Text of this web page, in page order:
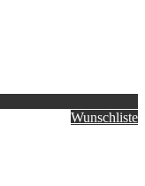
Wunschliste